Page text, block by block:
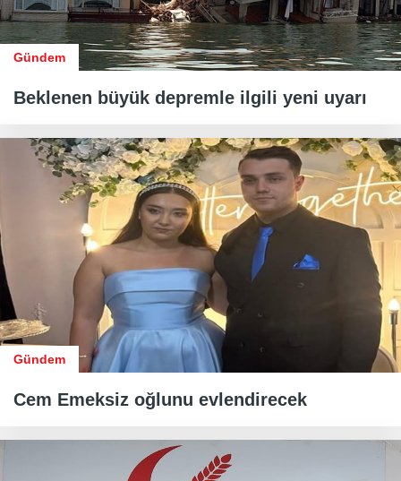
Gündem
Beklenen büyük depremle ilgili yeni uyarı
Gündem
Cem Emeksiz oğlunu evlendirecek